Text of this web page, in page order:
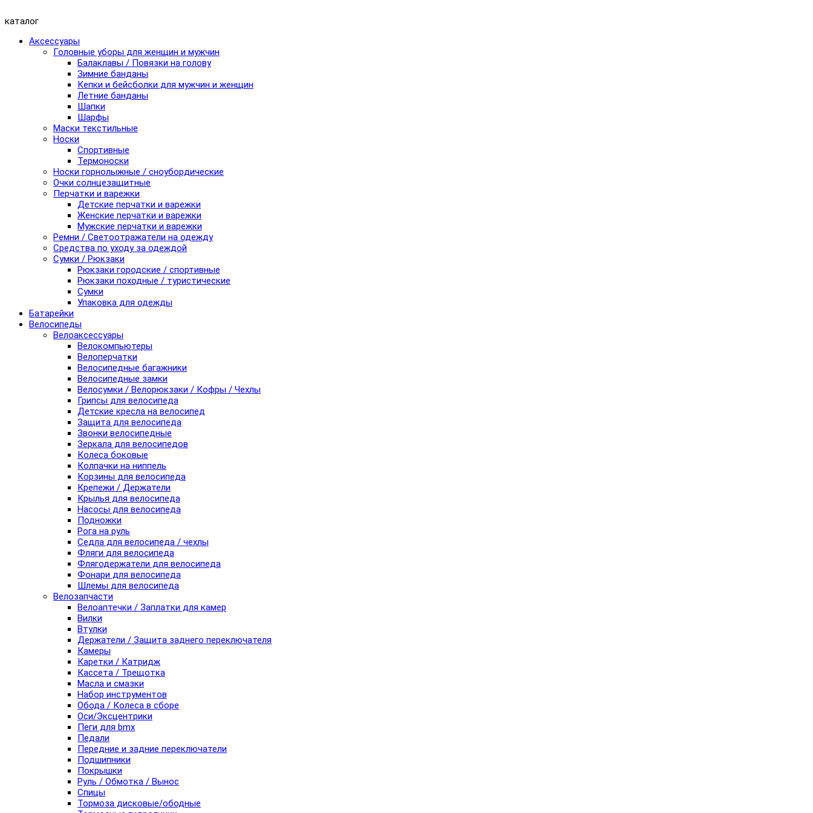
каталог
Аксессуары
Головные уборы для женщин и мужчин
Балаклавы / Повязки на голову
Зимние банданы
Кепки и бейсболки для мужчин и женщин
Летние банданы
Шапки
Шарфы
Маски текстильные
Носки
Спортивные
Термоноски
Носки горнолыжные / сноубордические
Очки солнцезащитные
Перчатки и варежки
Детские перчатки и варежки
Женские перчатки и варежки
Мужские перчатки и варежки
Ремни / Светоотражатели на одежду
Средства по уходу за одеждой
Сумки / Рюкзаки
Рюкзаки городские / спортивные
Рюкзаки походные / туристические
Сумки
Упаковка для одежды
Батарейки
Велосипеды
Велоаксессуары
Велокомпьютеры
Велоперчатки
Велосипедные багажники
Велосипедные замки
Велосумки / Велорюкзаки / Кофры / Чехлы
Грипсы для велосипеда
Детские кресла на велосипед
Защита для велосипеда
Звонки велосипедные
Зеркала для велосипедов
Колеса боковые
Колпачки на ниппель
Корзины для велосипеда
Крепежи / Держатели
Крылья для велосипеда
Насосы для велосипеда
Подножки
Рога на руль
Седла для велосипеда / чехлы
Фляги для велосипеда
Флягодержатели для велосипеда
Фонари для велосипеда
Шлемы для велосипеда
Велозапчасти
Велоаптечки / Заплатки для камер
Вилки
Втулки
Держатели / Защита заднего переключателя
Камеры
Каретки / Катридж
Кассета / Трещотка
Масла и смазки
Набор инструментов
Обода / Колеса в сборе
Оси/Эксцентрики
Пеги для bmx
Педали
Передние и задние переключатели
Подшипники
Покрышки
Руль / Обмотка / Вынос
Спицы
Тормоза дисковые/ободные